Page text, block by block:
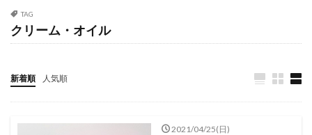
TAG
クリーム・オイル
新着順 人気順
2021/04/25(日)